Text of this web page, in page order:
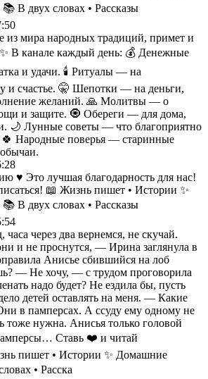
В двух словах • Рассказы
из мира народных традиций, примет и
В канале каждый день: 💰 Денежные
и удачи. 🕯 Ритуалы — на
и счастье. 🤫 Шепотки — на деньги,
желаний. 🙏 Молитвы — о
и защите. 🧿 Обереги — для дома,
🌙 Лунные советы — что благоприятно
🍀 Народные поверья — старинные
♥️ Это лучшая благодарность для нас!
📖 Жизнь пишет • Истории ✨
В двух словах • Рассказы
через два вернемся, не скучай.
и не проснутся, — Ирина заглянула в
Анисье сбившийся на лоб
— Не хочу, — с трудом проговорила
надо будет? Не ездила бы, пусть
детей оставлять на меня. — Какие
в памперсах. А ссуду ему одному не
тоже нужна. Анисья только головой
Ставь ❤️ и читай
пишет • Истории ✨ Домашние
• Расска